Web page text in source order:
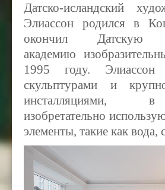
Датско-исландский
Элиассон родился в
окончил Датскую
академию
1995 году. Элиассон
скульптурами и
инсталляциями,
изобретательно
элементы, такие как вода,